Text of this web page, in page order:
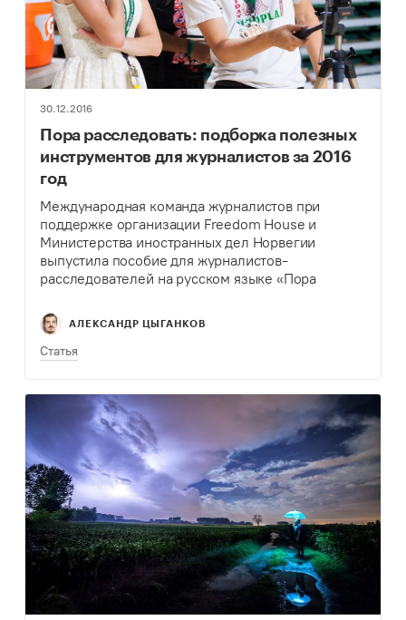
30.12.2016
Пора расследовать: подборка полезных
инструментов для журналистов за 2016
год
Международная команда журналистов при
поддержке организации Freedom House и
Министерства иностранных дел Норвегии
выпустила пособие для журналистов-
расследователей на русском языке «Пора
АЛЕКСАНДР ЦЫГАНКОВ
Статья